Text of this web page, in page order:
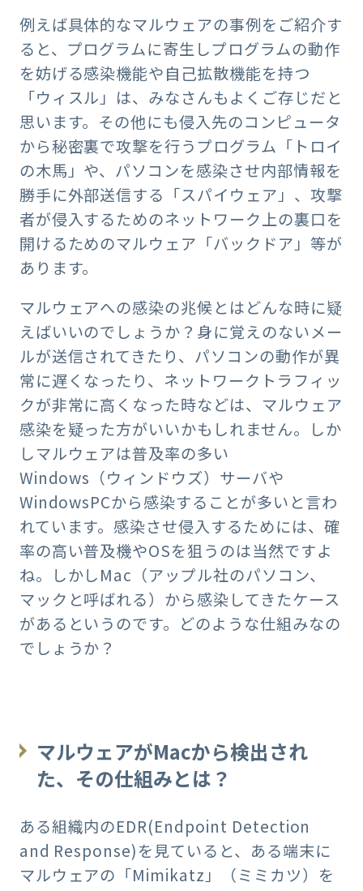
例えば具体的なマルウェアの事例をご紹介す
ると、プログラムに寄生しプログラムの動作
を妨げる感染機能や自己拡散機能を持つ
「ウィスル」は、みなさんもよくご存じだと
思います。その他にも侵入先のコンピュータ
から秘密裏で攻撃を行うプログラム「トロイ
の木馬」や、パソコンを感染させ内部情報を
勝手に外部送信する「スパイウェア」、攻撃
者が侵入するためのネットワーク上の裏口を
開けるためのマルウェア「バックドア」等が
あります。
マルウェアへの感染の兆候とはどんな時に疑
えばいいのでしょうか？身に覚えのないメー
ルが送信されてきたり、パソコンの動作が異
常に遅くなったり、ネットワークトラフィッ
クが非常に高くなった時などは、マルウェア
感染を疑った方がいいかもしれません。しか
しマルウェアは普及率の多い
Windows（ウィンドウズ）サーバや
WindowsPCから感染することが多いと言わ
れています。感染させ侵入するためには、確
率の高い普及機やOSを狙うのは当然ですよ
ね。しかしMac（アップル社のパソコン、
マックと呼ばれる）から感染してきたケース
があるというのです。どのような仕組みなの
でしょうか？
マルウェアがMacから検出され
た、その仕組みとは？
ある組織内のEDR(Endpoint Detection
and Response)を見ていると、ある端末に
マルウェアの「Mimikatz」（ミミカツ）を